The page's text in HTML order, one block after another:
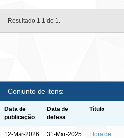
Resultado 1-1 de 1.
Conjunto de itens:
Data de
publicação
Data de
defesa
Título
12-Mar-2026 31-Mar-2025
Flora de